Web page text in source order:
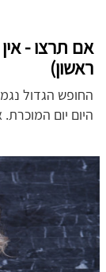
אם תרצו -
ראשון)
החופש הגדול
היום יום